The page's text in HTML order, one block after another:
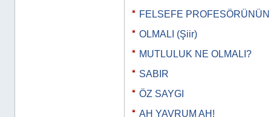
FELSEFE
OLMALI (Şiir)
MUTLULUK NE OLMALI?
SABIR
ÖZ SAYGI
AH YAVRUM AH!